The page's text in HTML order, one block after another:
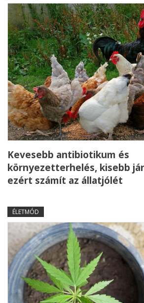
Kevesebb antibiotikum és
környezetterhelés, kisebb
ezért számít az állatjólét
ÉLETMÓD